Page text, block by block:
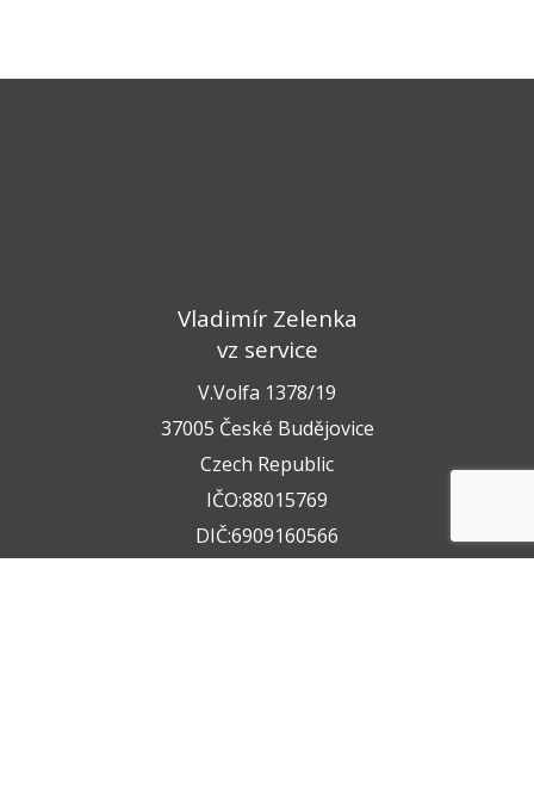
Vladimír Zelenka
vz service
V.Volfa 1378/19
37005 České Budějovice
Czech Republic
IČO:88015769
DIČ:6909160566